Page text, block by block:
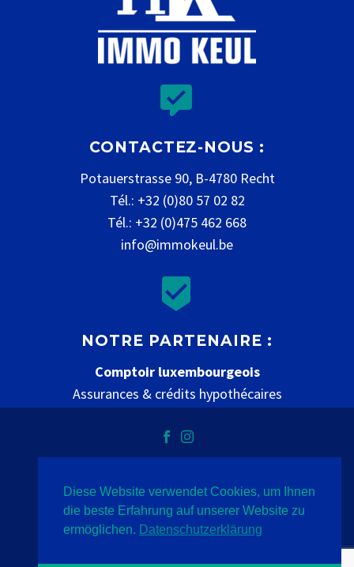


CONTACTEZ-NOUS :
Potauerstrasse 90, B-4780 Recht
Tél.: +32 (0)80 57 02 82
Tél.: +32 (0)475 462 668
info@immokeul.be


NOTRE PARTENAIRE :
Comptoir luxembourgeois
Assurances & crédits hypothécaires
Vie privée mentions légales contact
Diese Website verwendet Cookies, um Ihnen
die beste Erfahrung auf unserer Website zu
ermöglichen. Datenschutzerklärung